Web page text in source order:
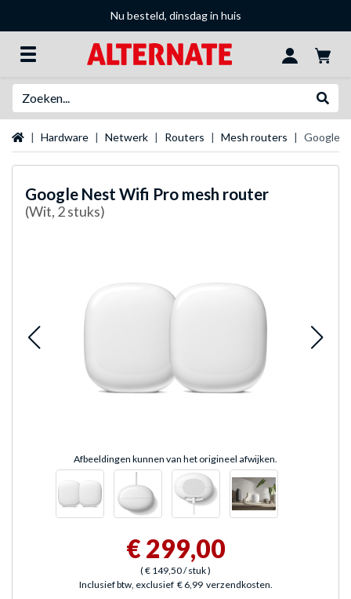
Nu besteld, dinsdag in huis
Startpagina
Hardware Netwerk Routers Mesh routers Google
Google Nest Wifi Pro mesh router
(Wit, 2 stuks)
Afbeeldingen kunnen van het origineel afwijken.
€ 299,00
(€ 149,50/ stuk)
Inclusief btw, exclusief € 6,99 verzendkosten.